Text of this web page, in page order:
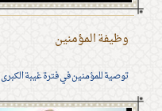
وظيفة المؤمنين
توصية للمؤمنين في فترة غيبة الكبرى